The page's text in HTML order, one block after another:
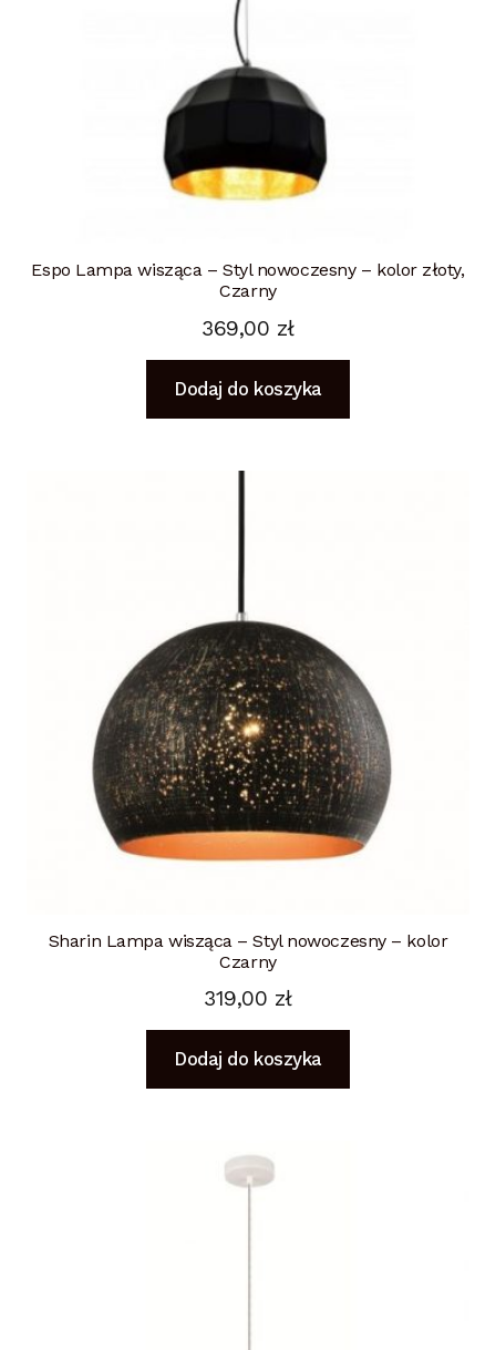
Espo Lampa wisząca – Styl nowoczesny – kolor złoty,
Czarny
369,00 zł
Dodaj do koszyka
Sharin Lampa wisząca – Styl nowoczesny – kolor
Czarny
319,00 zł
Dodaj do koszyka